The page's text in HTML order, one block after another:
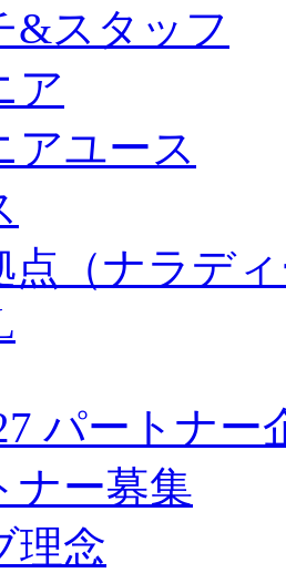
&スタッフ
ア
アユース
点（ナラデ
パートナー
ナー募集
理念